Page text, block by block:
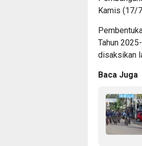
Kamis (17/
Tahun
disaksikan
Baca Juga